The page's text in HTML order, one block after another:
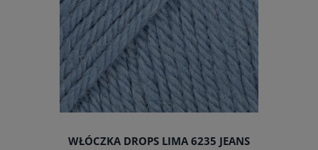
WŁÓCZKA DROPS LIMA 6235 JEANS